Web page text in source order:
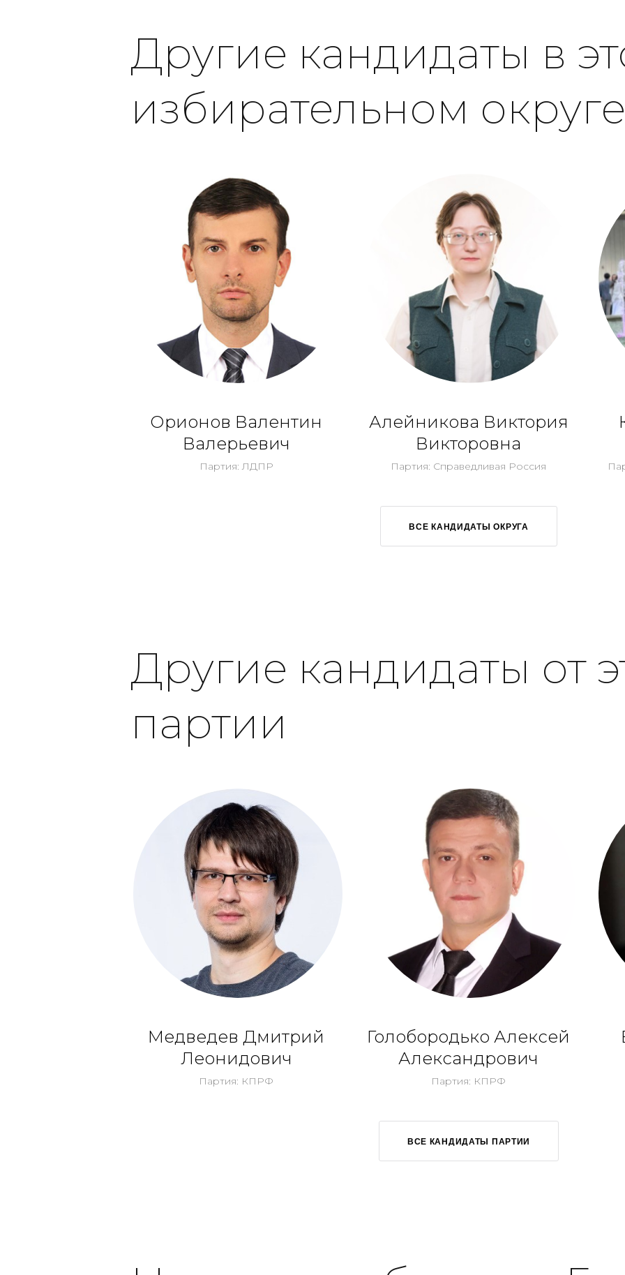
Другие кандидаты в
избирательном округе
Орионов Валентин
Валерьевич
Партия: ЛДПР
Алейникова Виктория
Викторовна
Партия: Справедливая Россия
ВСЕ КАНДИДАТЫ ОКРУГА
Другие кандидаты от
партии
Медведев Дмитрий
Леонидович
Партия: КПРФ
Голобородько Алексей
Александрович
Партия: КПРФ
ВСЕ КАНДИДАТЫ ПАРТИИ